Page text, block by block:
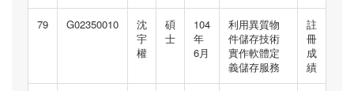
79 G02350010
沈
宇
權
碩
士
104
年
6月
利用異質物
件儲存技術
實作軟體定
義儲存服務
註
冊
成
績